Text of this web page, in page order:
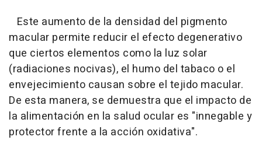
Este aumento de la densidad del pigmento
macular permite reducir el efecto degenerativo
que ciertos elementos como la luz solar
(radiaciones nocivas), el humo del tabaco o el
envejecimiento causan sobre el tejido macular.
De esta manera, se demuestra que el impacto de
la alimentación en la salud ocular es "innegable y
protector frente a la acción oxidativa".